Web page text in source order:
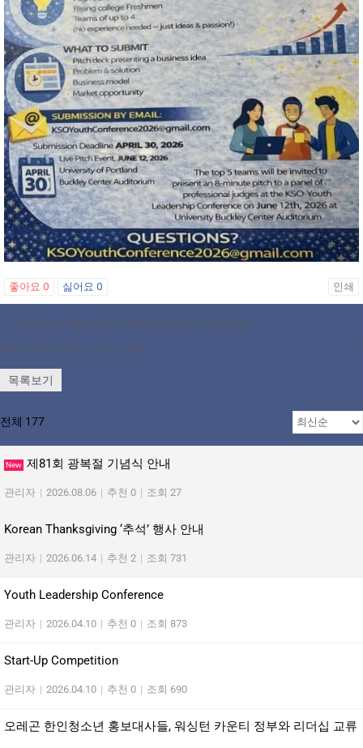
좋아요 0 싫어요 0 인쇄
«
한미 청소년홍보대사, 오레곤한인회서 비전 공유
제107주년 3.1절 기념식 안내
»
목록보기
전체 177
New 제81회 광복절 기념식 안내
관리자 | 2026.08.06 | 추천 0 | 조회 27
Korean Thanksgiving ‘추석’ 행사 안내
관리자 | 2026.06.14 | 추천 2 | 조회 731
Youth Leadership Conference
관리자 | 2026.04.10 | 추천 0 | 조회 873
Start-Up Competition
관리자 | 2026.04.10 | 추천 0 | 조회 690
오레곤 한인청소년 홍보대사들, 워싱턴 카운티 정부와 리더십 교류